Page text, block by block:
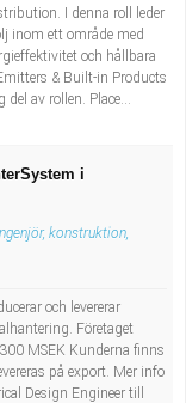
I denna roll leder
inom ett område med
och hållbara
& Built-in Products
av rollen. Place...
i
konstruktion,
och levererar
Företaget
MSEK Kunderna finns
på export. Mer info
Design Engineer till